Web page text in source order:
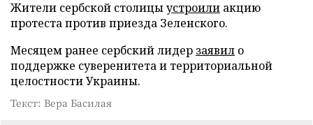
Жители сербской столицыустроили акцию
протеста против приезда Зеленского.
Месяцем ранее сербский лидер заявил о
поддержке суверенитета и территориальной
целостности Украины.
Текст: Вера Басилая